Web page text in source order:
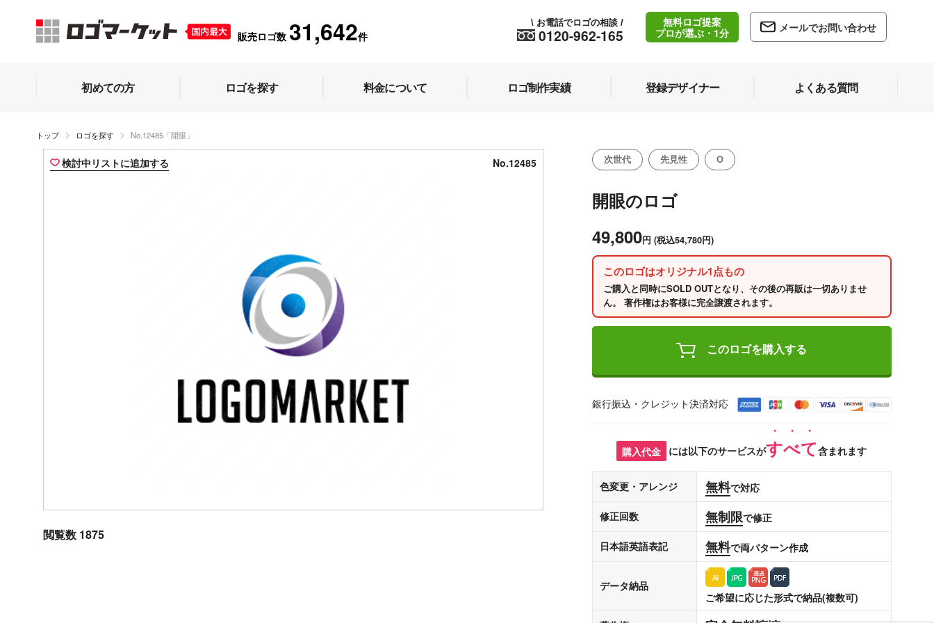
販売ロゴ数 31,642件 0120-962-165
\ お電話でロゴの相談 /
無料ロゴ提案
プロが選ぶ・1分
メールでお問い合わせ
初めての方 ロゴを探す 料金について ロゴ制作実績 登録デザイナー よくある質問
トップ ロゴを探す No.12485「開眼」
検討中リストに追加する No.12485
閲覧数 1875
次世代 先見性 O
開眼のロゴ
49,800円 (税込54,780円)
このロゴはオリジナル1点もの
ご購入と同時にSOLD OUTとなり、その後の再販は一切ありませ
ん。 著作権はお客様に完全譲渡されます。
このロゴを購入する
銀行振込・クレジット決済対応
購入代金 には以下のサービスがすべて含まれます
色変更・アレンジ 無料で対応
修正回数 無制限で修正
日本語英語表記 無料で両パターン作成
データ納品
ご希望に応じた形式で納品(複数可)